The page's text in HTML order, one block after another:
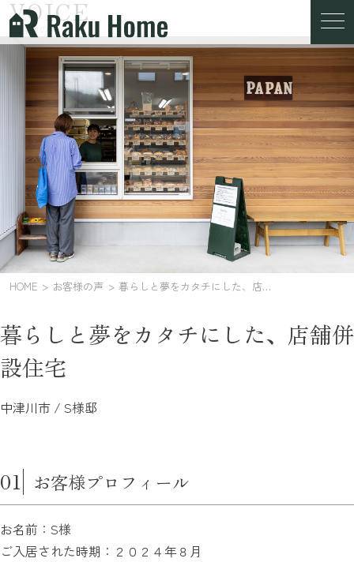
お客様の声
VOICE
HOME お客様の声 暮らしと夢をカタチにした、店舗併設住宅
暮らしと夢をカタチにした、店舗併
設住宅
中津川市 / S様邸
01 お客様プロフィール
お名前：S様
ご入居された時期：２０２４年８月